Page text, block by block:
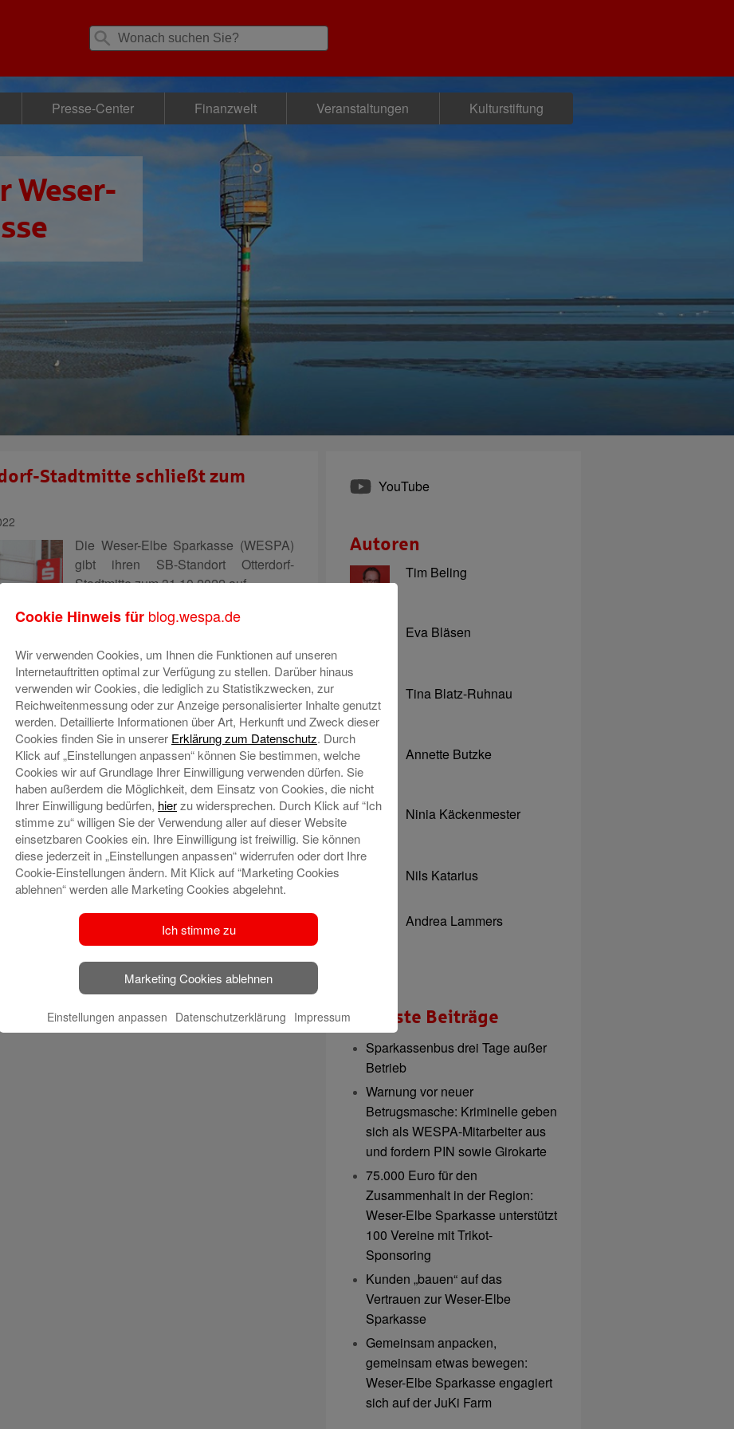
Presse-Center Finanzwelt Veranstaltungen Kulturstiftung
Weser-
Stadtmitte schließt zum
Die Weser-Elbe Sparkasse (WESPA)
gibt ihren SB-Standort Otterdorf-
Stadtmitte zum 31.10.2022 auf.
Der SB-Standort Otterndorf-Stadtmitte
modernisierten Filiale Otterndorf (rund
500 Meter). Dort ist eine hochmoderne,
barrierefreie und quantitativ gute
Ausstattung vorhanden. Dies führt zu
YouTube
Autoren
Tim Beling
Eva Bläsen
Tina Blatz-Ruhnau
Annette Butzke
Ninia Käckenmester
Nils Katarius
Andrea Lammers
Neueste Beiträge
Sparkassenbus drei Tage außer
Betrieb
Warnung vor neuer
Betrugsmasche: Kriminelle geben
sich als WESPA-Mitarbeiter aus
und fordern PIN sowie Girokarte
75.000 Euro für den
Zusammenhalt in der Region:
Weser-Elbe Sparkasse unterstützt
100 Vereine mit Trikot-
Sponsoring
Kunden „bauen“ auf das
Vertrauen zur Weser-Elbe
Sparkasse
Gemeinsam anpacken,
gemeinsam etwas bewegen:
Weser-Elbe Sparkasse engagiert
sich auf der JuKi Farm
Cookie Hinweis für blog.wespa.de
Wir verwenden Cookies, um Ihnen die Funktionen auf unseren
Internetauftritten optimal zur Verfügung zu stellen. Darüber hinaus
verwenden wir Cookies, die lediglich zu Statistikzwecken, zur
Reichweitenmessung oder zur Anzeige personalisierter Inhalte genutzt
werden. Detaillierte Informationen über Art, Herkunft und Zweck dieser
Cookies finden Sie in unserer Erklärung zum Datenschutz. Durch
Klick auf „Einstellungen anpassen“ können Sie bestimmen, welche
Cookies wir auf Grundlage Ihrer Einwilligung verwenden dürfen. Sie
haben außerdem die Möglichkeit, dem Einsatz von Cookies, die nicht
Ihrer Einwilligung bedürfen, hierzu widersprechen. Durch Klick auf “Ich
stimme zu“ willigen Sie der Verwendung aller auf dieser Website
einsetzbaren Cookies ein. Ihre Einwilligung ist freiwillig. Sie können
diese jederzeit in „Einstellungen anpassen“ widerrufen oder dort Ihre
Cookie-Einstellungen ändern. Mit Klick auf “Marketing Cookies
ablehnen“ werden alle Marketing Cookies abgelehnt.
Ich stimme zu
Marketing Cookies ablehnen
Einstellungen anpassen Datenschutzerklärung Impressum